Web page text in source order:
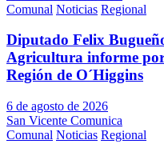
Comunal Noticias Regional
Diputado Felix
Agricultura informe
Región de O´Higgins
6 de agosto de 2026
San Vicente Comunica
Comunal Noticias Regional